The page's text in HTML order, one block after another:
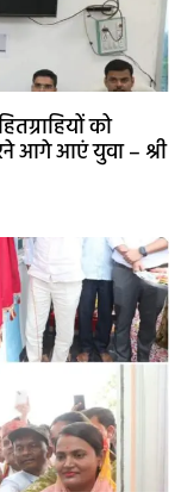
को
आगे आएं युवा – श्री